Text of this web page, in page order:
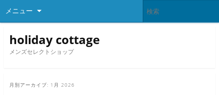
メニュー
holiday cottage
メンズセレクトショップ
月別アーカイブ: 1月 2026